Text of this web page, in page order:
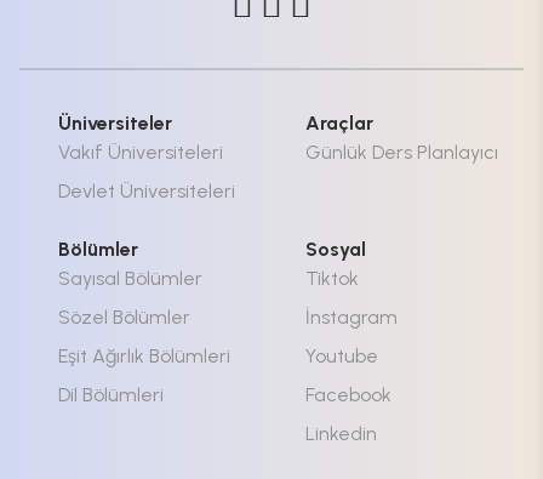
Üniversiteler
Vakıf Üniversiteleri
Devlet Üniversiteleri
Araçlar
Günlük Ders Planlayıcı
Bölümler
Sayısal Bölümler
Sözel Bölümler
Eşit Ağırlık Bölümleri
Dil Bölümleri
Sosyal
Tiktok
İnstagram
Youtube
Facebook
Linkedin